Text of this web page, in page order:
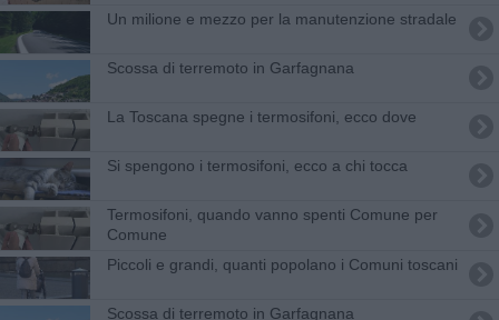
Un milione e mezzo per la manutenzione stradale
Scossa di terremoto in Garfagnana
La Toscana spegne i termosifoni, ecco dove
Si spengono i termosifoni, ecco a chi tocca
Termosifoni, quando vanno spenti Comune per
Comune
Piccoli e grandi, quanti popolano i Comuni toscani
Scossa di terremoto in Garfagnana